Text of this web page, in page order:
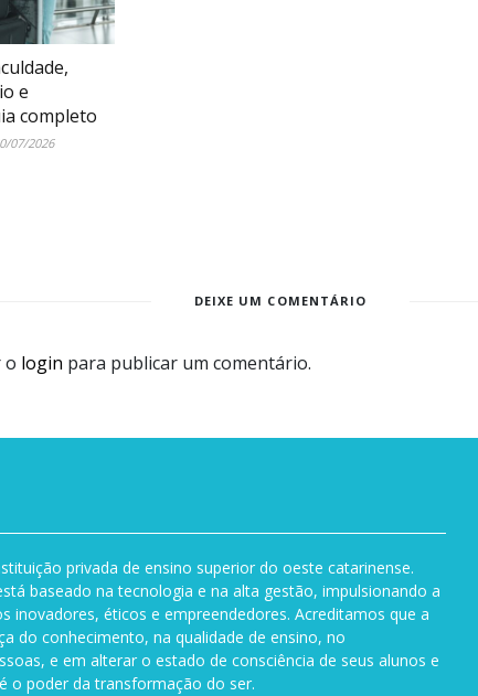
e
completo
07/2026
DEIXE UM COMENTÁRIO
o login para publicar um comentário.
privada de ensino superior do oeste catarinense.
baseado na tecnologia e na alta gestão, impulsionando a
inovadores, éticos e empreendedores. Acreditamos que a
do conhecimento, na qualidade de ensino, no
e em alterar o estado de consciência de seus alunos e
o poder da transformação do ser.